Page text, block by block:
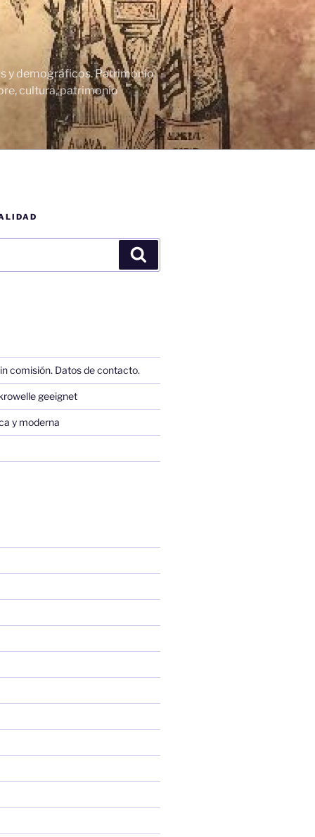
y demográficos. Patrimonio
cultura, patrimonio
comisión. Datos de contacto.
geeignet
y moderna